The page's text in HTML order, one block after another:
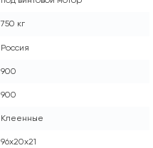
750 кг
Россия
900
900
Клеенные
96x20x21